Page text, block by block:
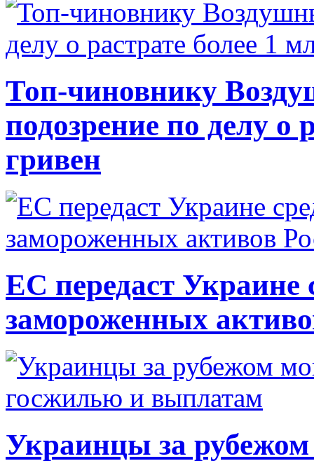
Топ-чиновнику
подозрение по делу о
гривен
ЕС передаст Украине
замороженных
Украинцы за рубежом